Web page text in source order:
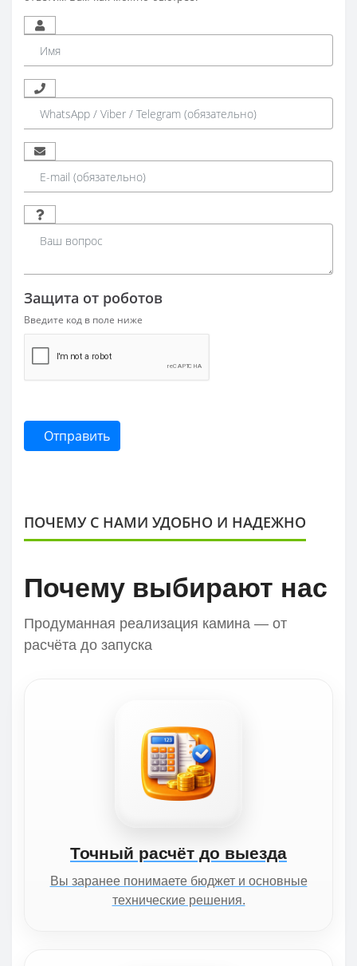
Защита от роботов
Введите код в поле ниже
Отправить
ПОЧЕМУ С НАМИ УДОБНО И НАДЕЖНО
Почему выбирают нас
Продуманная реализация камина — от
расчёта до запуска
Точный расчёт до выезда
Вы заранее понимаете бюджет и основные
технические решения.